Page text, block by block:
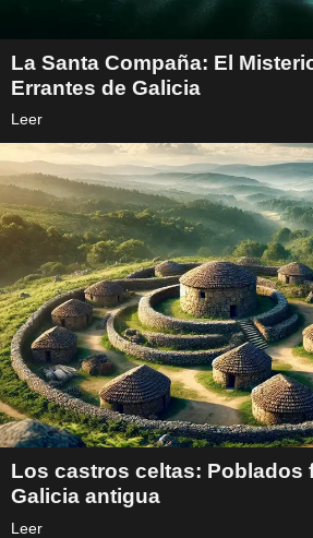
La Santa Compaña: El
Errantes de Galicia
Leer
Los castros celtas: Poblados
Galicia antigua
Leer